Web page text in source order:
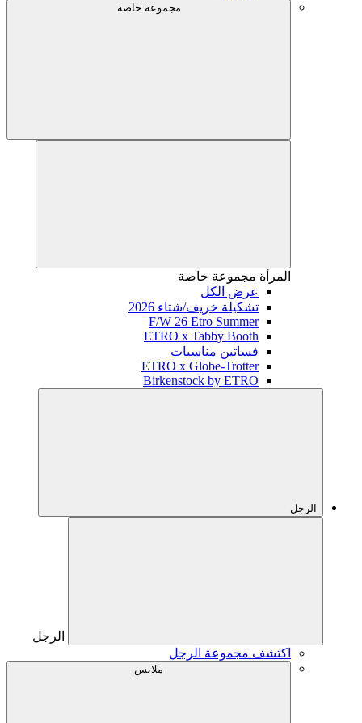
مجموعة خاصة
المرأة مجموعة خاصة
عرض الكل
تشكيلة خريف/شتاء 2026
F/W 26 Etro Summer
ETRO x Tabby Booth
فساتين مناسبات
ETRO x Globe-Trotter
Birkenstock by ETRO
الرجل
الرجل
اكتشف مجموعة الرجل
ملابس